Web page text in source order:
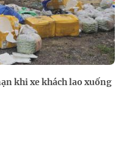
khi xe khách lao xuống